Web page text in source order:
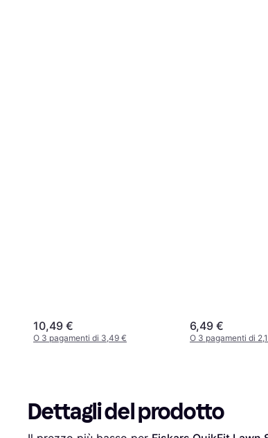
10,49 €
O 3 pagamenti di 3,49 €
6,49 €
O 3 pagamenti di
Dettagli del prodotto